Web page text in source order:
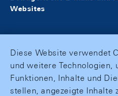
Websites
Diese Website verwendet
und weitere Technologien,
Funktionen, Inhalte und
stellen, angezeigte Inhalte